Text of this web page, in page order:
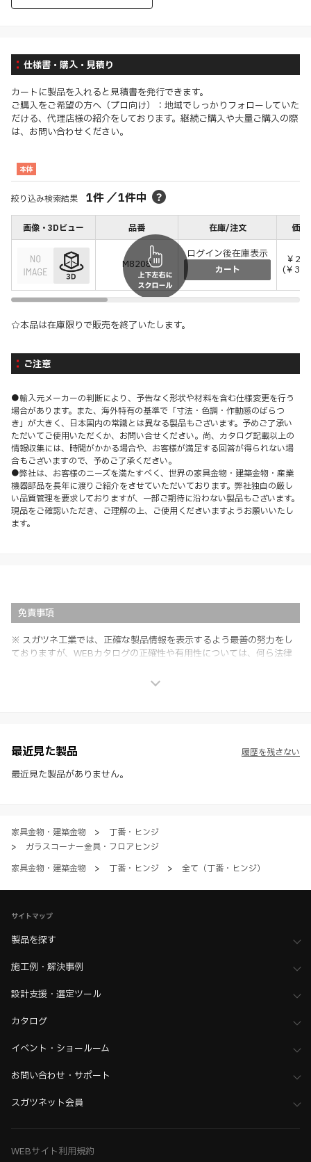
仕様書・購入・見積り
カートに製品を入れると見積書を発行できます。
ご購入をご希望の方へ（プロ向け）：地域でしっかりフォローしていた
だける、代理店様の紹介をしております。継続ご購入や大量ご購入の際
は、お問い合わせください。
本体
絞り込み検索結果 1件／1件中
画像・3Dビュー 品番 在庫/注文 価格
M8208
ログイン後在庫表示
カート
￥
(￥
☆本品は在庫限りで販売を終了いたします。
ご注意
●輸入元メーカーの判断により、予告なく形状や材料を含む仕様変更を行う
場合があります。また、海外特有の基準で「寸法・色調・作動感のばらつ
き」が大きく、日本国内の常識とは異なる製品もございます。予めご了承い
ただいてご使用いただくか、お問い合せください。尚、カタログ記載以上の
情報収集には、時間がかかる場合や、お客様が満足する回答が得られない場
合もございますので、予めご了承ください。
●弊社は、お客様のニーズを満たすべく、世界の家具金物・建築金物・産業
機器部品を長年に渡りご紹介をさせていただいております。弊社独自の厳し
い品質管理を要求しておりますが、一部ご期待に沿わない製品もございます。
現品をご確認いただき、ご理解の上、ご使用くださいますようお願いいたし
ます。
免責事項
※ スガツネ工業では、正確な製品情報を表示するよう最善の努力をし
ておりますが、WEBカタログの正確性や有用性については、何ら法律
社製品の使用ご検討、又は販売促進目的の利用に限ります。
※ 本WEBサイト製品情報のご利用にあたっては、WEBサイト利用規
約、プライバシーポリシー、製品情報ガイドをご確認いただき、内容の
最近見た製品
最近見た製品がありません。
履歴を残さない
家具金物・建築金物 >
丁番・ヒンジ
>
ガラスコーナー金具・フロアヒンジ
家具金物・建築金物
> 丁番・ヒンジ > 全て（丁番・ヒンジ）
サイトマップ
製品を探す
施工例・解決事例
設計支援・選定ツール
カタログ
イベント・ショールーム
お問い合わせ・サポート
スガツネット会員
WEBサイト利用規約